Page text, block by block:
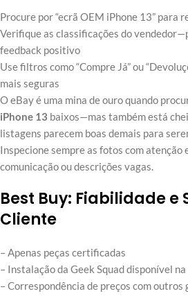
Procure por “ecrã OEM iPhone 13” para
Verifique as classificações do
feedback positivo
Use filtros como “Compre Já” ou
mais seguras
O eBay é uma mina de ouro quando
iPhone 13 baixos—mas também está
listagens parecem boas demais para
Inspecione sempre as fotos com atenção
comunicação ou descrições vagas.
Best Buy: Fiabilidade e
Cliente
– Apenas peças certificadas
– Instalação da Geek Squad disponível
– Correspondência de preços com